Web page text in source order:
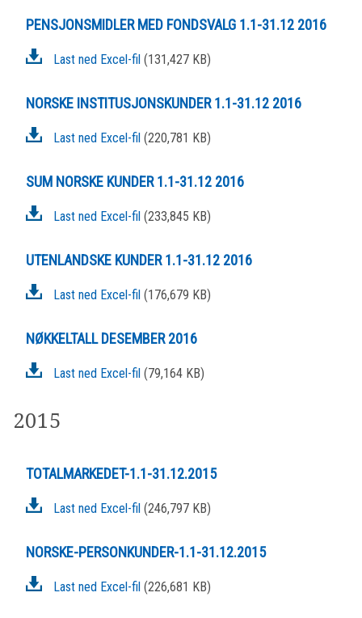
PENSJONSMIDLER MED FONDSVALG 1.1-31.12 2016
Last ned Excel-fil (131,427 KB)
NORSKE INSTITUSJONSKUNDER 1.1-31.12 2016
Last ned Excel-fil (220,781 KB)
SUM NORSKE KUNDER 1.1-31.12 2016
Last ned Excel-fil (233,845 KB)
UTENLANDSKE KUNDER 1.1-31.12 2016
Last ned Excel-fil (176,679 KB)
NØKKELTALL DESEMBER 2016
Last ned Excel-fil (79,164 KB)
2015
TOTALMARKEDET-1.1-31.12.2015
Last ned Excel-fil (246,797 KB)
NORSKE-PERSONKUNDER-1.1-31.12.2015
Last ned Excel-fil (226,681 KB)